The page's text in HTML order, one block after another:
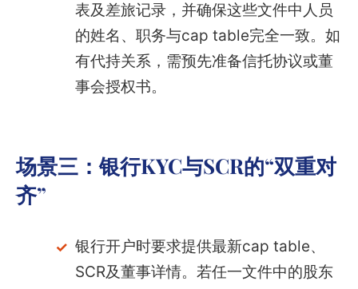
表及差旅记录，并确保这些文件中人员
的姓名、职务与cap table完全一致。如
有代持关系，需预先准备信托协议或董
事会授权书。
场景三：银行KYC与SCR的“双重对
齐”
银行开户时要求提供最新cap table、
SCR及董事详情。若任一文件中的股东